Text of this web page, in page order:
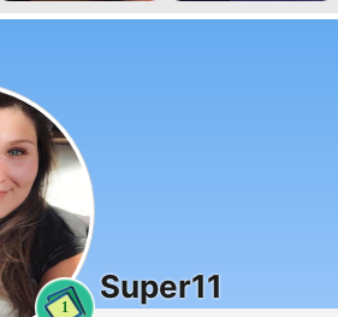
1
Super11